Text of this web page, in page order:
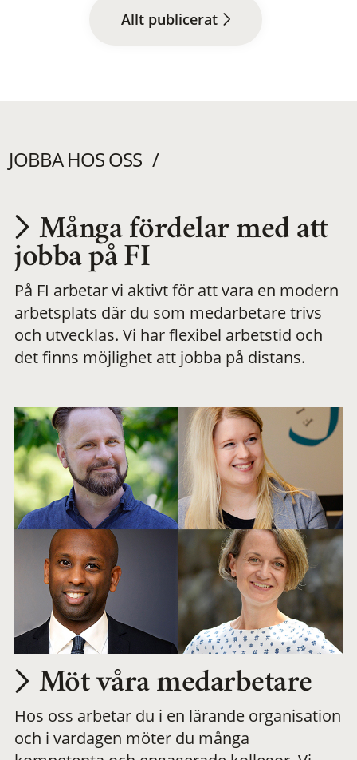
Allt publicerat
JOBBA HOS OSS
Utvecklas på en
meningsfull och
flexibel
Många fördelar med att
jobba på FI
På FI arbetar vi aktivt för att vara en modern
arbetsplats där du som medarbetare trivs
och utvecklas. Vi har flexibel arbetstid och
det finns möjlighet att jobba på distans.
Möt våra medarbetare
Hos oss arbetar du i en lärande organisation
och i vardagen möter du många